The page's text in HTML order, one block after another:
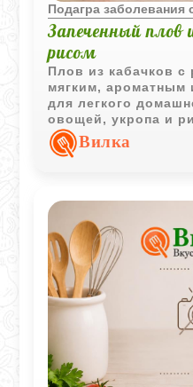
Подагра заболевания
Запеченный плов
рисом
Плов из кабачков с
мягким, ароматным
для легкого
овощей, укропа и
сочным, а
объединяет все
Вилка